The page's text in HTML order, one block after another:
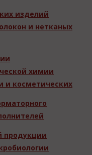
изделий
и нетканых
химии
и косметических
продукции